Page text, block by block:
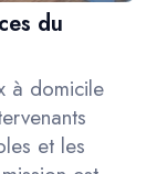
du
à domicile
et les